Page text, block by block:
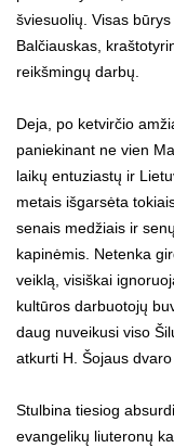
šviesuolių. Visas
Balčiauskas,
reikšmingų darbų.
Deja, po ketvirčio
paniekinant ne vien
laikų entuziastų ir
metais išgarsėta
senais medžiais ir
kapinėmis. Netenka
veiklą, visiškai
kultūros darbuotojų
daug nuveikusi viso
atkurti H. Šojaus
Stulbina tiesiog
evangelikų liuteronų